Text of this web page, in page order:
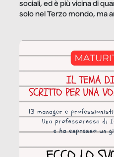
sociali, ed è più vicina di
solo nel Terzo mondo, ma